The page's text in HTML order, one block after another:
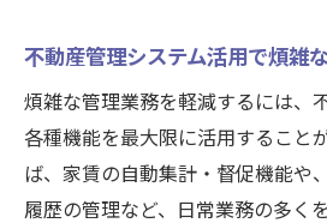
選び方
クラウド利用による業
紹介
管理業務自動化で残業
工夫
不動産管理システム活用で煩雑
煩雑な管理業務を軽減するには、
各種機能を最大限に活用すること
ば、家賃の自動集計・督促機能や
履歴の管理など、日常業務の多く